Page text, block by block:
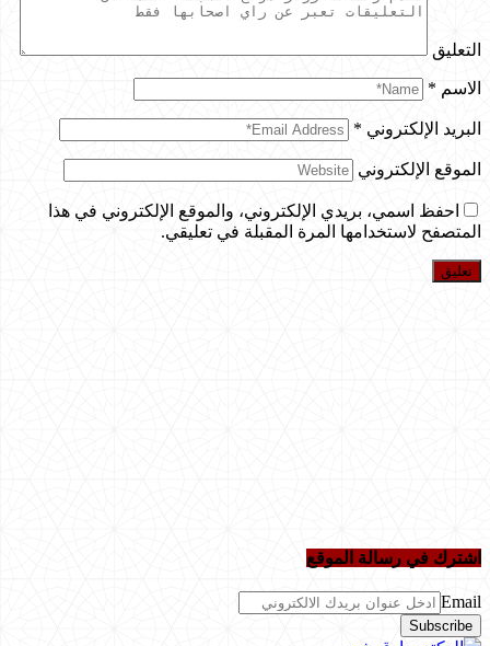
التعليق
الاسم *
البريد الإلكتروني *
الموقع الإلكتروني
احفظ اسمي، بريدي الإلكتروني، والموقع الإلكتروني في هذا
المتصفح لاستخدامها المرة المقبلة في تعليقي.
اشترك في رسالة الموقع
Email